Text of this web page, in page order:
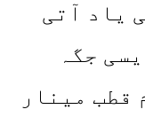
یاد آتی
جگہ
قطب مینار